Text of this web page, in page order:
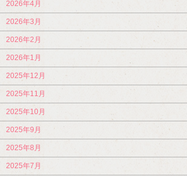
2026年4月
2026年3月
2026年2月
2026年1月
2025年12月
2025年11月
2025年10月
2025年9月
2025年8月
2025年7月